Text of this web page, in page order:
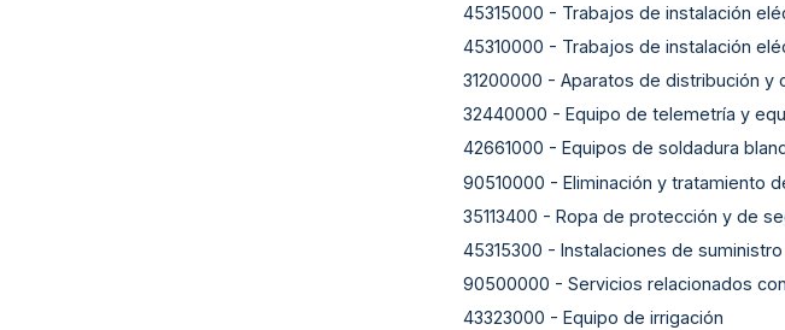
45315000 - Trabajos de instalación
45310000 - Trabajos de instalación
31200000 - Aparatos de distribución y
32440000 - Equipo de telemetría y
42661000 - Equipos de soldadura
90510000 - Eliminación y tratamiento
35113400 - Ropa de protección y de
45315300 - Instalaciones de
90500000 - Servicios relacionados
43323000 - Equipo de irrigación